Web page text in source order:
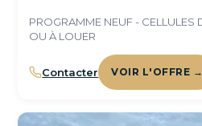
PROGRAMME NEUF - CELLULES
OU À LOUER
Contacter VOIR L'OFFRE →